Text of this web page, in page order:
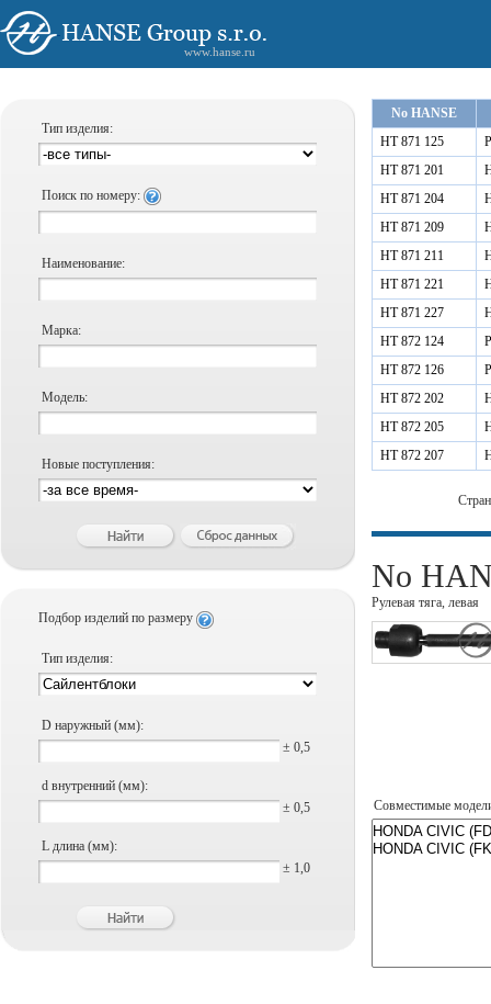
www.hanse.ru
Тип изделия:
Поиск по номеру:
Наименование:
Марка:
Модель:
Новые поступления:
Подбор изделий по размеру
Тип изделия:
D наружный (мм):
± 0,5
d внутренний (мм):
± 0,5
L длина (мм):
± 1,0
No HANSE
HT 871 125
HT 871 201
HT 871 204
HT 871 209
HT 871 211
HT 871 221
HT 871 227
HT 872 124
HT 872 126
HT 872 202
HT 872 205
HT 872 207
No
Рулевая тяга, левая
Совместимые